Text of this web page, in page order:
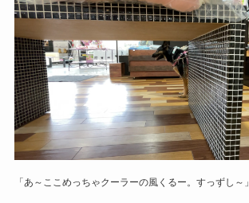
「あ～ここめっちゃクーラーの風くるー。すっずし～」